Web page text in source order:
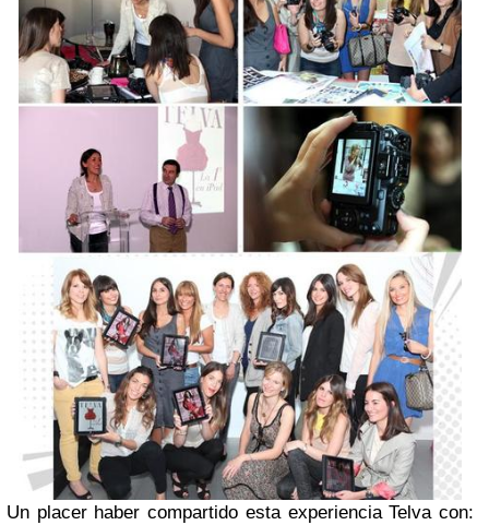
Un placer haber compartido esta experiencia Telva con: